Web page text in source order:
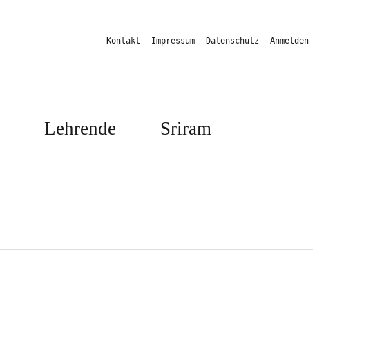
Kontakt Impressum Datenschutz Anmelden
Lehrende Sriram